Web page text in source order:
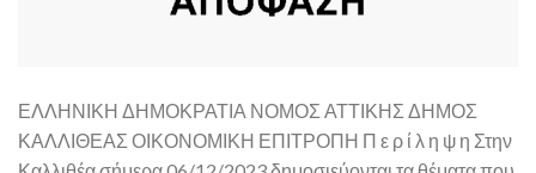
ΕΛΛΗΝΙΚΗ ΔΗΜΟΚΡΑΤΙΑ ΝΟΜΟΣ ΑΤΤΙΚΗΣ ΔΗΜΟΣ
ΚΑΛΛΙΘΕΑΣ ΟΙΚΟΝΟΜΙΚΗ ΕΠΙΤΡΟΠΗ Π ε ρ ί λ η ψ η Στην